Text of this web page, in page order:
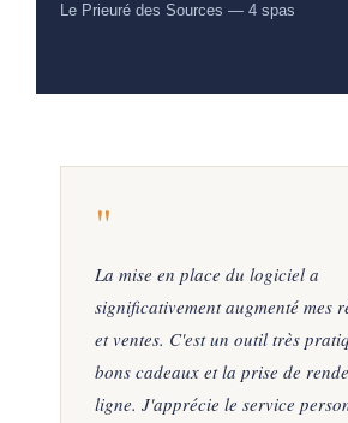
Le Prieuré des Sources — 4 spas
"
La mise en place du logiciel a
significativement augmenté mes
et ventes. C'est un outil très
bons cadeaux et la prise de
ligne. J'apprécie le service